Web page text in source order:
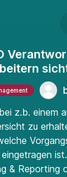
z.b. einem
zu
ist.
& Reporting